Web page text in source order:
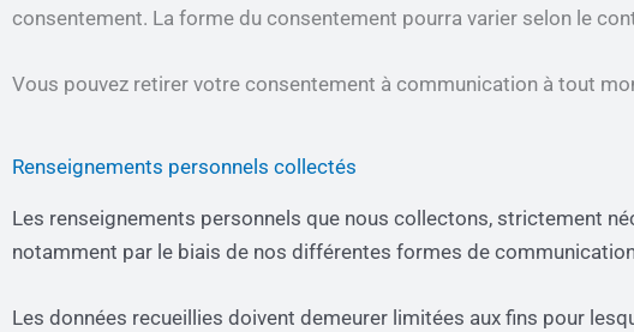
consentement. La forme du consentement pourra varier selon le
Vous pouvez retirer votre consentement à communication à tout
Renseignements personnels collectés
Les renseignements personnels que nous collectons, strictement
notamment par le biais de nos différentes formes de
Les données recueillies doivent demeurer limitées aux fins pour